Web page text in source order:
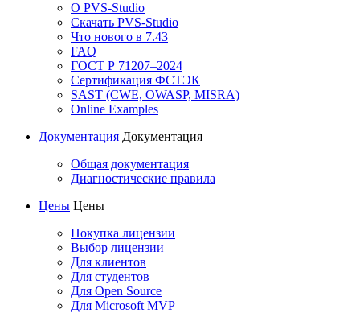
О PVS-Studio
Скачать PVS-Studio
Что нового в 7.43
FAQ
ГОСТ Р 71207–2024
Сертификация ФСТЭК
SAST (CWE, OWASP, MISRA)
Online Examples
Документация Документация
Общая документация
Диагностические правила
Цены Цены
Покупка лицензии
Выбор лицензии
Для клиентов
Для студентов
Для Open Source
Для Microsoft MVP